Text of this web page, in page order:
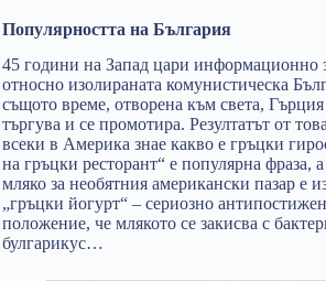
Популярността на България
45 години на Запад цари информационно
относно изолираната комунистическа
същото време, отворена към света,
търгува и се промотира. Резултатът от
всеки в Америка знае какво е гръцки
на гръцки ресторант“ е популярна фраза,
мляко за необятния американски пазар е
„гръцки йогурт“ – сериозно
положение, че млякото се закисва с
булгарикус…